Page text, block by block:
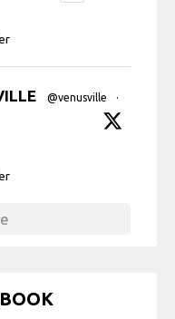
@venusville
·